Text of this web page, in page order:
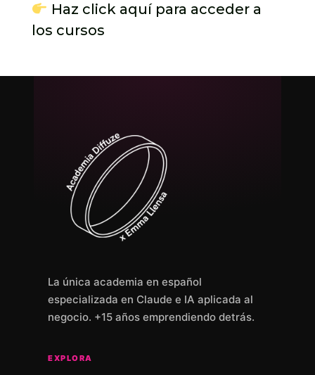
Haz click aquí para acceder a
los cursos
La única academia en español
especializada en Claude e IA aplicada al
negocio. +15 años emprendiendo detrás.
EXPLORA